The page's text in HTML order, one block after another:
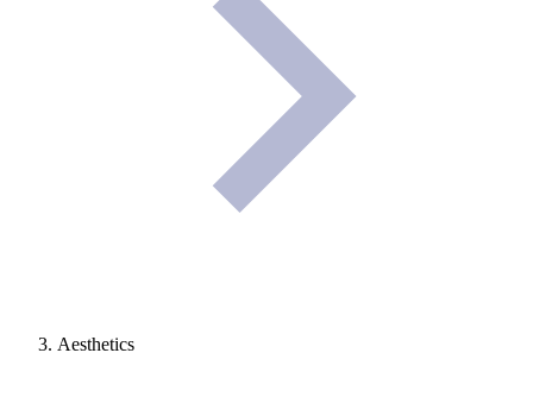
Aesthetics